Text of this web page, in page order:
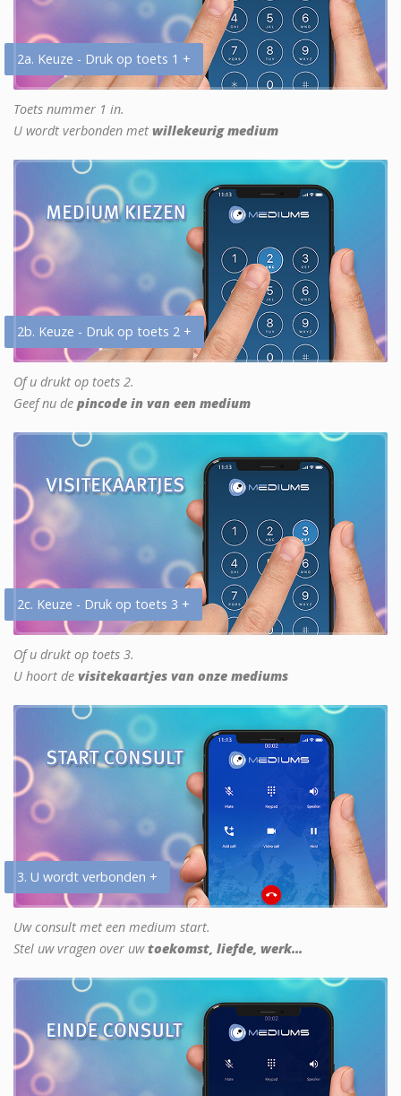
2a. Keuze - Druk op toets 1 +
Toets nummer 1 in.
U wordt verbonden met willekeurig medium
2b. Keuze - Druk op toets 2 +
Of u drukt op toets 2.
Geef nu de pincode in van een medium
2c. Keuze - Druk op toets 3 +
Of u drukt op toets 3.
U hoort de visitekaartjes van onze mediums
3. U wordt verbonden +
Uw consult met een medium start.
Stel uw vragen over uwtoekomst, liefde, werk...